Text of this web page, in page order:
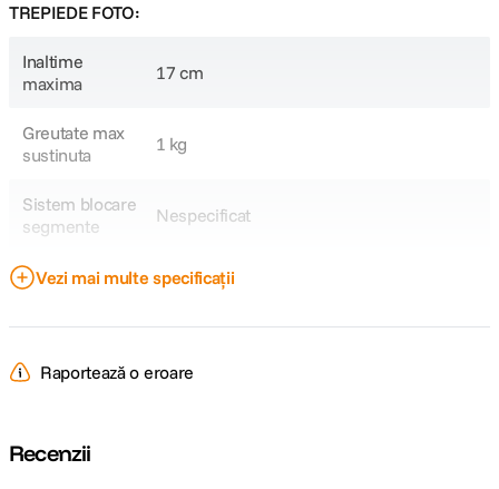
TREPIEDE FOTO:
Inaltime
maxima
17 cm
Greutate max
sustinuta
1 kg
Sistem blocare
segmente
Nespecificat
Sectiuni coloana Nespecificat
contragreutati
Tepuse la baza
Vezi mai multe specificații
Raportează o eroare
Recenzii